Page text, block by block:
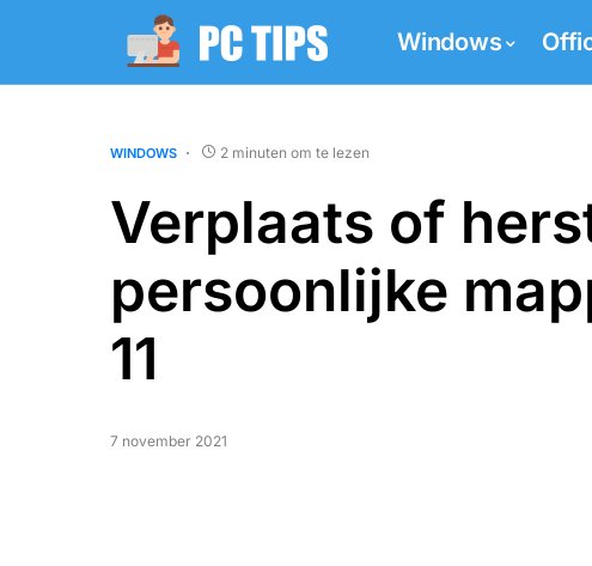
Windows
WINDOWS 2 minuten om te lezen
Verplaats of
persoonlijke
11
7 november 2021